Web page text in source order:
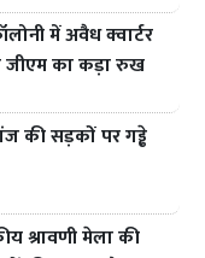
में अवैध क्वार्टर
जीएम का कड़ा रुख
की सड़कों पर गड्ढे
श्रावणी मेला की